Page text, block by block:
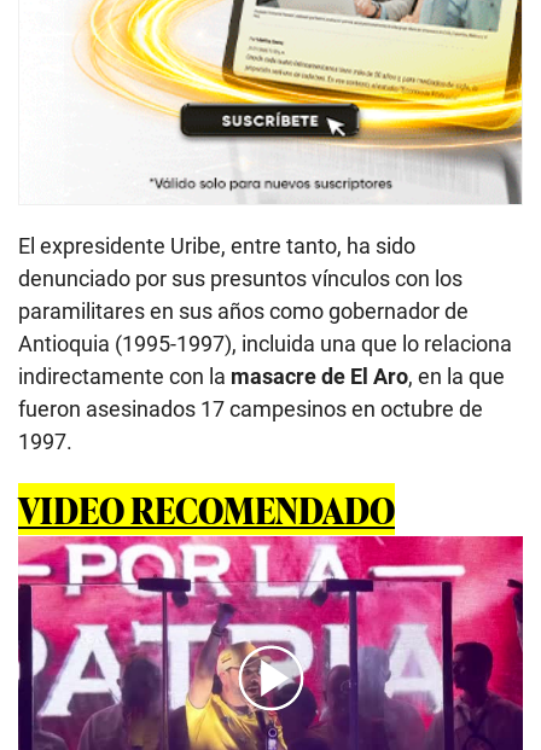
El expresidente Uribe, entre tanto, ha sido
denunciado por sus presuntos vínculos con los
paramilitares en sus años como gobernador de
Antioquia (1995-1997), incluida una que lo relaciona
indirectamente con la masacre de El Aro, en la que
fueron asesinados 17 campesinos en octubre de
1997.
VIDEO RECOMENDADO